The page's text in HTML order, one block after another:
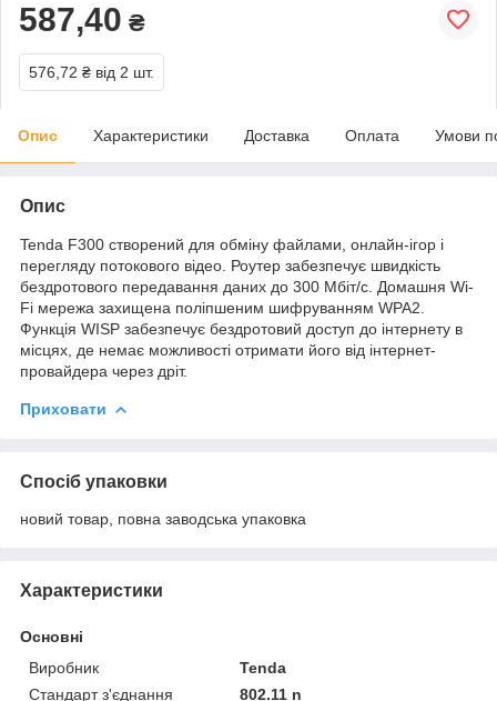
587,40 ₴
576,72 ₴ від 2 шт.
Опис Характеристики Доставка Оплата Умови
Опис
Tenda F300 створений для обміну файлами, онлайн-ігор і
перегляду потокового відео. Роутер забезпечує швидкість
бездротового передавання даних до 300 Мбіт/с. Домашня Wi-
Fi мережа захищена поліпшеним шифруванням WPA2.
Функція WISP забезпечує бездротовий доступ до інтернету в
місцях, де немає можливості отримати його від інтернет-
провайдера через дріт.
Приховати
Спосіб упаковки
новий товар, повна заводська упаковка
Характеристики
Основні
Виробник
Tenda
Стандарт з'єднання
802.11 n